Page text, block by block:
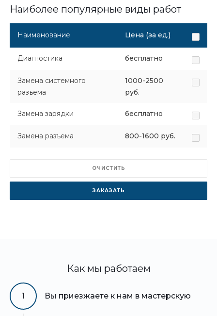
Наиболее популярные виды работ
Наименование Цена (за ед.)
Диагностика бесплатно
Замена системного
разъема
1000-2500
руб.
Замена зарядки бесплатно
Замена разъема 800-1600 руб.
ОЧИСТИТЬ
ЗАКАЗАТЬ
Как мы работаем
1 Вы приезжаете к нам в мастерскую